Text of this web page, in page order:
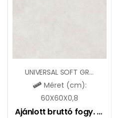
UNIVERSAL SOFT GREY
Méret (cm):
60X60X0,8
Ajánlott bruttó fogy. ár: